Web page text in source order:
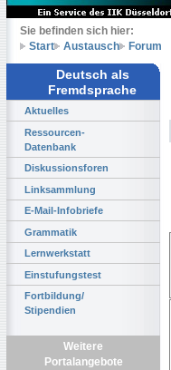
Sie befinden sich hier:
Start
Austausch Forum
Deutsch als
Fremdsprache
Aktuelles
Ressourcen-
Datenbank
Diskussionsforen
Linksammlung
E-Mail-Infobriefe
Grammatik
Lernwerkstatt
Einstufungstest
Fortbildung/
Stipendien
Weitere
Portalangebote